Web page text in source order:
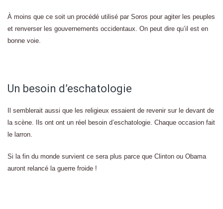
À moins que ce soit un procédé utilisé par Soros pour agiter les peuples
et renverser les gouvernements occidentaux. On peut dire qu’il est en
bonne voie.
Un besoin d’eschatologie
Il semblerait aussi que les religieux essaient de revenir sur le devant de
la scène. Ils ont ont un réel besoin d’eschatologie. Chaque occasion fait
le larron.
Si la fin du monde survient ce sera plus parce que Clinton ou Obama
auront relancé la guerre froide !